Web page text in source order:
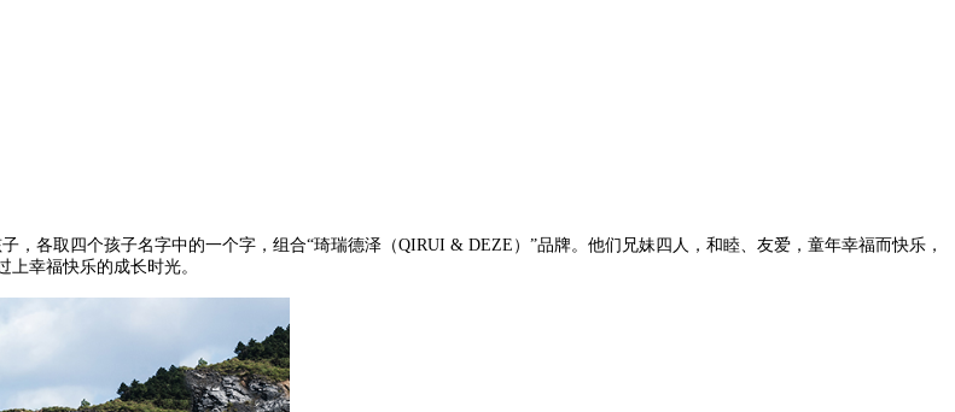
各取四个孩子名字中的一个字，组合“琦瑞德泽（QIRUI & DEZE）”品牌。他们兄妹四人，和睦、友爱，童年幸福而快乐，
幸福快乐的成长时光。